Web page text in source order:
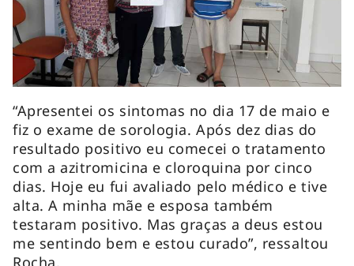
“Apresentei os sintomas no dia 17 de maio e
fiz o exame de sorologia. Após dez dias do
resultado positivo eu comecei o tratamento
com a azitromicina e cloroquina por cinco
dias. Hoje eu fui avaliado pelo médico e tive
alta. A minha mãe e esposa também
testaram positivo. Mas graças a deus estou
me sentindo bem e estou curado”, ressaltou
Rocha.